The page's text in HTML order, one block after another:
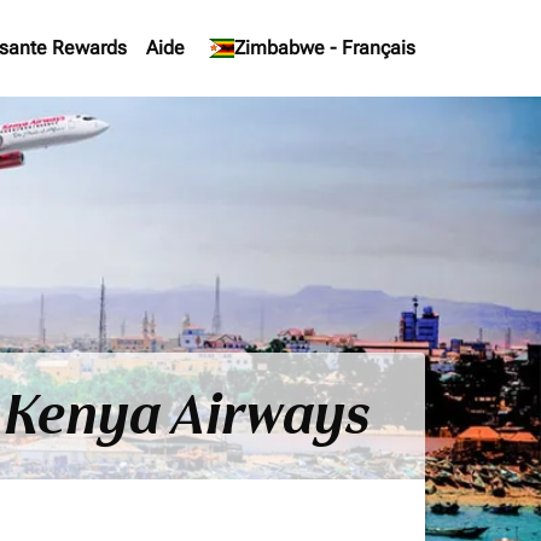
Rewards Aide Zimbabwe - Français
keyboard_arrow_down
Airways